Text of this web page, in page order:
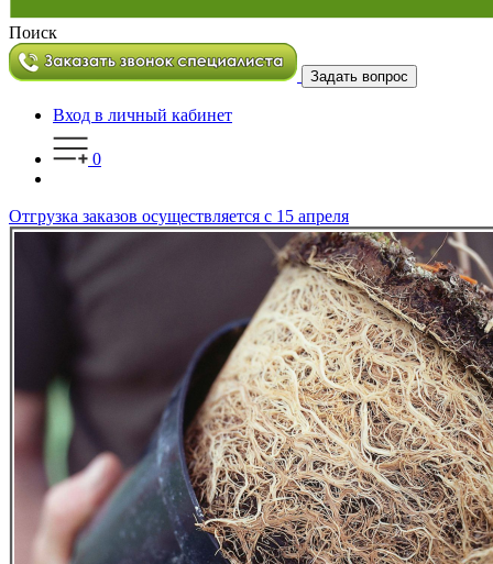
Поиск
Задать вопрос
Вход в личный кабинет
0
Отгрузка заказов осуществляется с 15 апреля